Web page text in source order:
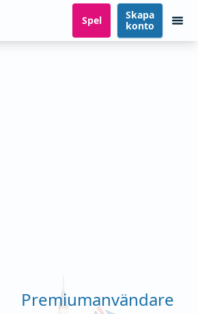
Spel
Skapa
konto
Premiumanvändare